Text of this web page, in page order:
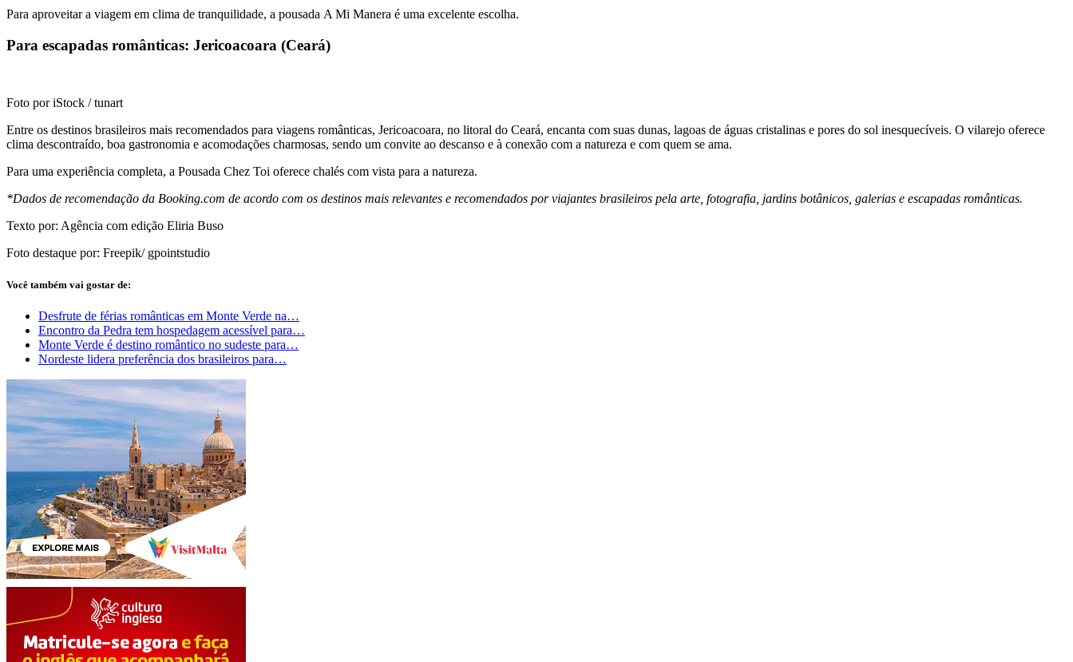
Para aproveitar a viagem em clima de tranquilidade, a pousada A Mi Manera é uma excelente escolha.
Para escapadas românticas: Jericoacoara (Ceará)
Foto por iStock / tunart
Entre os destinos brasileiros mais recomendados para viagens românticas, Jericoacoara, no litoral do Ceará, encanta com suas dunas, lagoas de águas cristalinas e pores do sol inesquecíveis. O vilarejo oferece
clima descontraído, boa gastronomia e acomodações charmosas, sendo um convite ao descanso e à conexão com a natureza e com quem se ama.
Para uma experiência completa, a Pousada Chez Toi oferece chalés com vista para a natureza.
*Dados de recomendação da Booking.com de acordo com os destinos mais relevantes e recomendados por viajantes brasileiros pela arte, fotografia, jardins botânicos, galerias e escapadas românticas.
Texto por: Agência com edição Eliria Buso
Foto destaque por: Freepik/ gpointstudio
Você também vai gostar de:
Desfrute de férias românticas em Monte Verde na…
Encontro da Pedra tem hospedagem acessível para…
Monte Verde é destino romântico no sudeste para…
Nordeste lidera preferência dos brasileiros para…